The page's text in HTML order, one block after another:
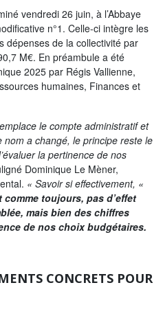
2026
!
acteur
vendredi 26 juin, à l’Abbaye
n°1. Celle-ci intègre les
dépenses de la collectivité par
M€. En préambule a été
2025 par Régis Vallienne,
humaines, Finances et
le compte administratif et
a changé, le principe reste le
la pertinence de nos
Dominique Le Mèner,
« Savoir si effectivement, «
comme toujours, pas d’effet
mais bien des chiffres
de nos choix budgétaires.
CONCRETS POUR